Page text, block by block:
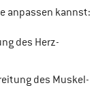
anpassen kannst:
des Herz-
des Muskel-